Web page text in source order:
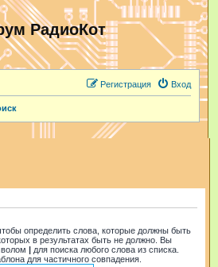
РадиоКот
Вход
Регистрация
чтобы определить слова, которые должны быть
в результатах быть не должно. Вы
| для поиска любого слова из списка.
для частичного совпадения.